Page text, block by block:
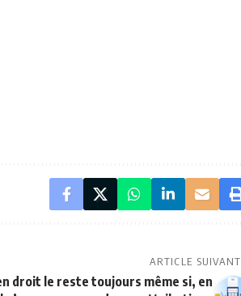
ARTICLE SUIVANT
droit le reste toujours même si, en